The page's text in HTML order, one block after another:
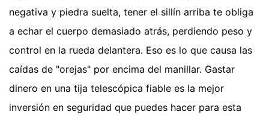
negativa y piedra suelta, tener el sillín arriba te obliga
a echar el cuerpo demasiado atrás, perdiendo peso y
control en la rueda delantera. Eso es lo que causa las
caídas de "orejas" por encima del manillar. Gastar
dinero en una tija telescópica fiable es la mejor
inversión en seguridad que puedes hacer para esta